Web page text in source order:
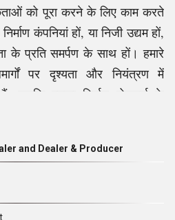
को पूरा करने के लिए काम करते
कंपनियां हों, या निजी उद्यम हों,
के प्रति समर्पण के साथ हों। हमारे
पर दृश्यता और नियंत्रण में
इनका निर्माण रोजमर्रा के
इकाई स्थापित करना है, जिस
प्राप्त करने के लिए पूरा विश्वास
and Dealer & Producer